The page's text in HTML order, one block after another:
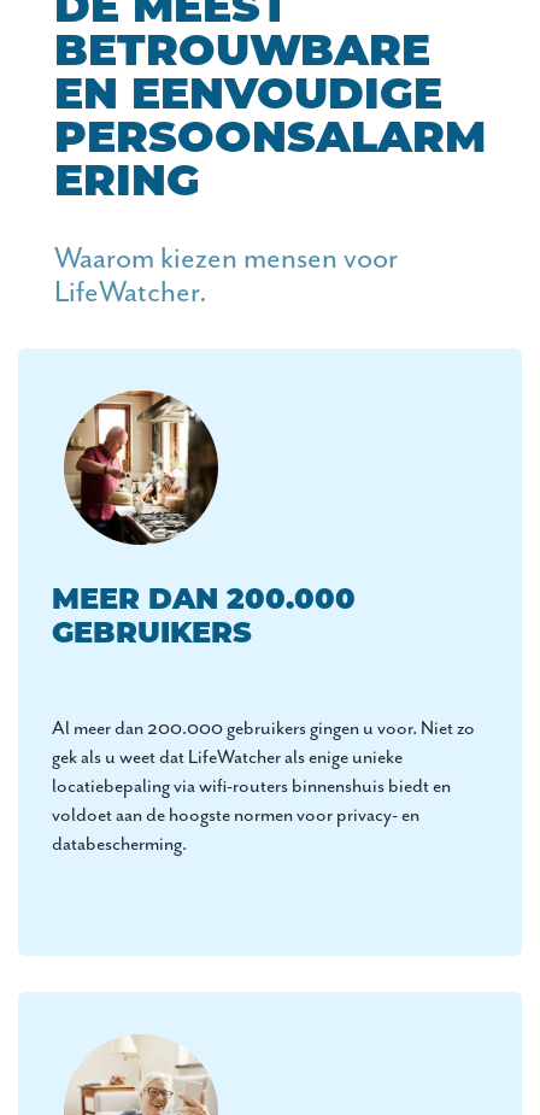
DE MEEST
BETROUWBARE
EN EENVOUDIGE
PERSOONSALARM
ERING
Waarom kiezen mensen voor
LifeWatcher.
MEER DAN 200.000
GEBRUIKERS
Al meer dan 200.000 gebruikers gingen u voor. Niet zo
gek als u weet dat LifeWatcher als enige unieke
locatiebepaling via wifi-routers binnenshuis biedt en
voldoet aan de hoogste normen voor privacy- en
databescherming.